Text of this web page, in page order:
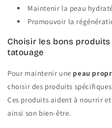
Maintenir la peau
Promouvoir la
Choisir les bons
tatouage
Pour maintenir une peau
choisir des produits
Ces produits aident à nourrir
ainsi son bien-être.